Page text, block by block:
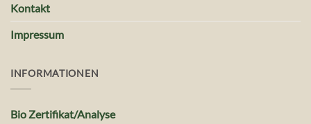
Kontakt
Impressum
INFORMATIONEN
Bio Zertifikat/Analyse